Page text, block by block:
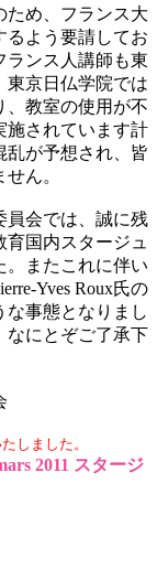
ため、フランス大
るよう要請してお
ランス人講師も東
東京日仏学院では
、教室の使用が不
施されています計
乱が予想され、皆
ん。
会では、誠に残
国内スタージュ
。またこれに伴い
Yves Roux氏の
な事態となりまし
なにとぞご了承下
しました。
2011 スタージ